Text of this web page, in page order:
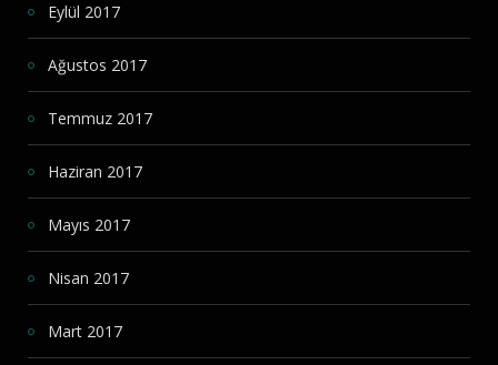
Eylül 2017
Ağustos 2017
Temmuz 2017
Haziran 2017
Mayıs 2017
Nisan 2017
Mart 2017